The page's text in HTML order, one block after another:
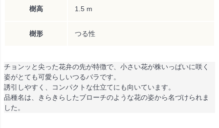
樹高 1.5 m
樹形 つる性
チョンッと尖った花弁の先が特徴で、小さい花が株いっぱいに咲く
姿がとても可愛らしいつるバラです。
誘引しやすく、コンパクトな仕立てにも向いています。
品種名は、きらきらしたブローチのような花の姿から名づけられま
した。